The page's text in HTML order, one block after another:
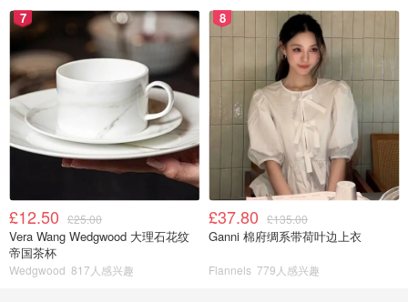
7
£12.50 £25.00
Vera Wang Wedgwood 大理石花纹
帝国茶杯
Wedgwood 817人感兴趣
8
£37.80 £135.00
Ganni 棉府绸系带荷叶边上衣
Flannels 779人感兴趣